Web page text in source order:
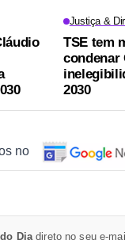
Justiça &
TSE tem
condenar
2030
no
Diadireto no seu e-